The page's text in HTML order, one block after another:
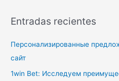
c
r
p
o
Entradas recientes
Персонализированные
сайт
1win Bet: Исследуем